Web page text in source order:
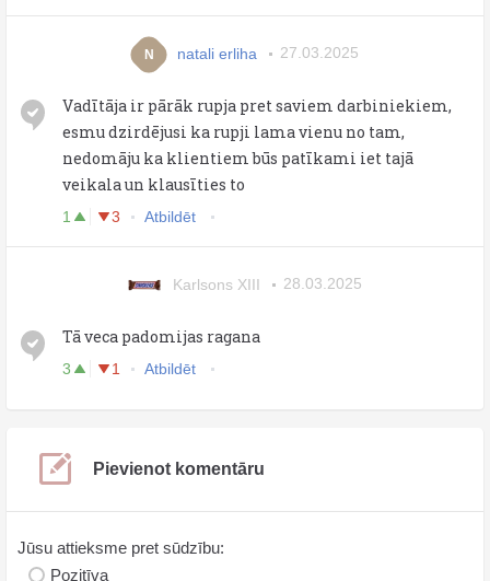
N natali erliha 27.03.2025
Vadītāja ir pārāk rupja pret saviem darbiniekiem,
esmu dzirdējusi ka rupji lama vienu no tam,
nedomāju ka klientiem būs patīkami iet tajā
veikala un klausīties to
1 3 Atbildēt
Karlsons XIII 28.03.2025
Tā veca padomijas ragana
3 1 Atbildēt
Pievienot komentāru
Jūsu attieksme pret sūdzību:
Pozitīva